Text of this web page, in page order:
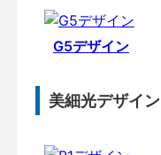
G5デザイン
美細光デザイン